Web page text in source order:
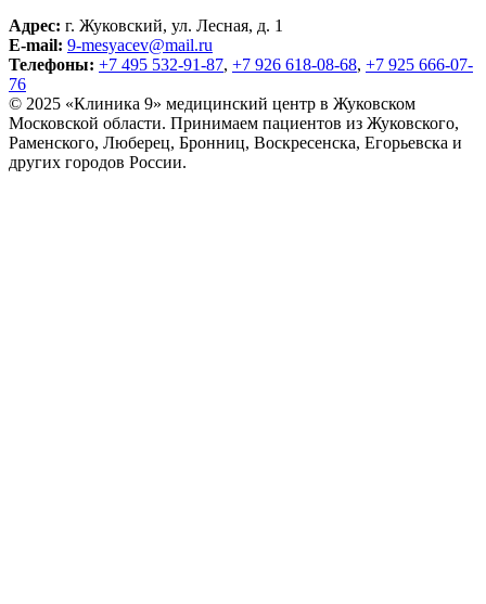
Адрес: г. Жуковский, ул. Лесная, д. 1
E-mail: 9-mesyacev@mail.ru
Телефоны: +7 495 532-91-87, +7 926 618-08-68, +7 925 666-07-
76
© 2025 «Клиника 9» медицинский центр в Жуковском
Московской области. Принимаем пациентов из Жуковского,
Раменского, Люберец, Бронниц, Воскресенска, Егорьевска и
других городов России.